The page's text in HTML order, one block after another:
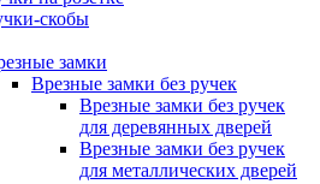
скобы
замки
Врезные замки без ручек
Врезные замки без ручек
для деревянных дверей
Врезные замки без ручек
для металлических дверей